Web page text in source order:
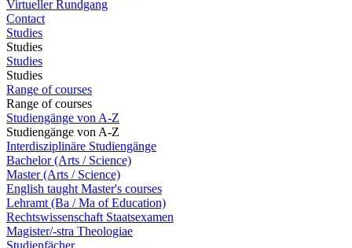
Virtueller Rundgang
Contact
Studies
Studies
Studies
Studies
Range of courses
Range of courses
Studiengänge von A-Z
Studiengänge von A-Z
Interdisziplinäre Studiengänge
Bachelor (Arts / Science)
Master (Arts / Science)
English taught Master's courses
Lehramt (Ba / Ma of Education)
Rechtswissenschaft Staatsexamen
Magister/-stra Theologiae
Studienfächer